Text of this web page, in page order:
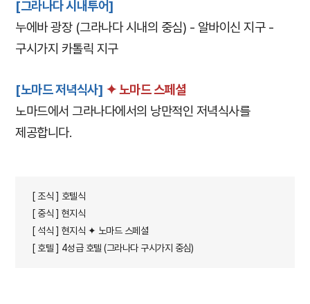
[그라나다 시내투어]
누에바 광장 (그라나다 시내의 중심) - 알바이신 지구 -
구시가지 카톨릭 지구
[노마드 저녁식사] ✦ 노마드 스페셜
노마드에서 그라나다에서의 낭만적인 저녁식사를
제공합니다.
[ 조식 ] 호텔식
[ 중식 ] 현지식
[ 석식 ] 현지식 ✦ 노마드 스페셜
[ 호텔 ] 4성급 호텔 (그라나다 구시가지 중심)